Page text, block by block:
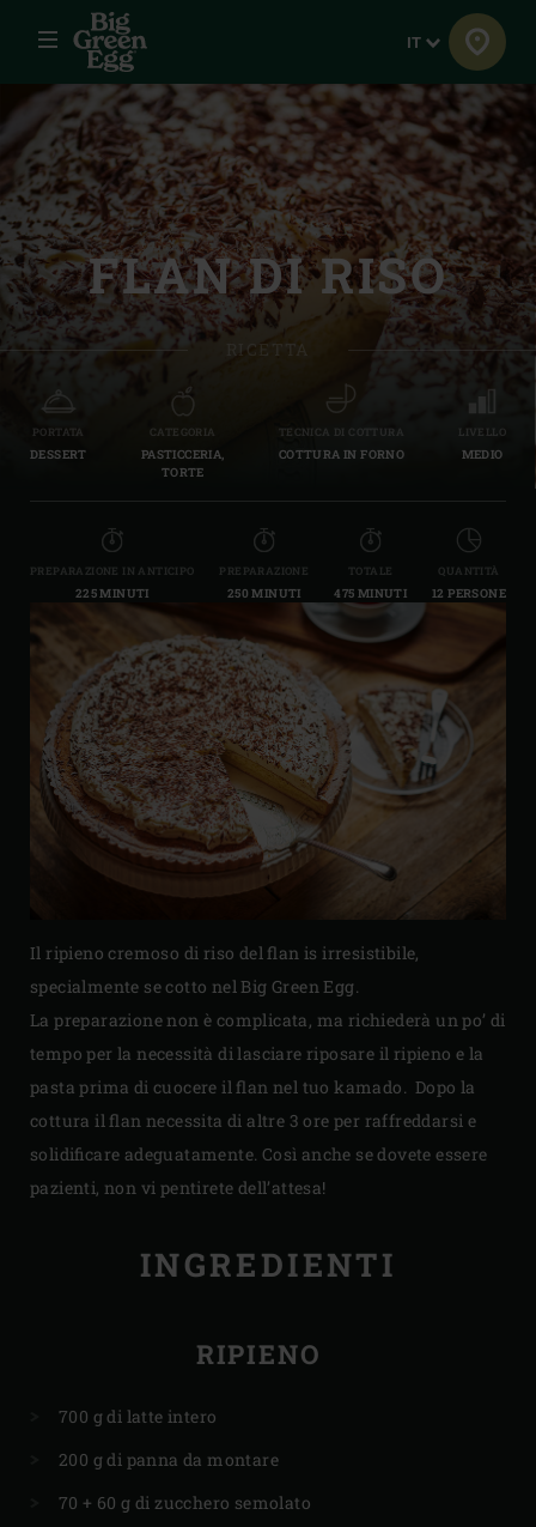
Menu Lingua
IT
FLAN DI RISO
RICETTA
PORTATA
DESSERT
CATEGORIA
PASTICCERIA,
TORTE
TECNICA DI COTTURA
COTTURA IN FORNO
LIVELLO
MEDIO
PREPARAZIONE IN ANTICIPO
225 MINUTI
PREPARAZIONE
250 MINUTI
TOTALE
475 MINUTI
QUANTITÀ
12 PERSONE
Il ripieno cremoso di riso del flan is irresistibile,
specialmente se cotto nel Big Green Egg.
La preparazione non è complicata, ma richiederà un po’ di
tempo per la necessità di lasciare riposare il ripieno e la
pasta prima di cuocere il flan nel tuo kamado. Dopo la
cottura il flan necessita di altre 3 ore per raffreddarsi e
solidificare adeguatamente. Così anche se dovete essere
pazienti, non vi pentirete dell’attesa!
INGREDIENTI
RIPIENO
700 g di latte intero
200 g di panna da montare
70 + 60 g di zucchero semolato